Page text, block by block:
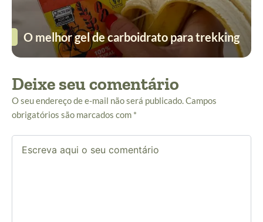
O melhor gel de carboidrato para trekking
Deixe seu comentário
O seu endereço de e-mail não será publicado.Campos
obrigatórios são marcados com *
Escreva
aqui